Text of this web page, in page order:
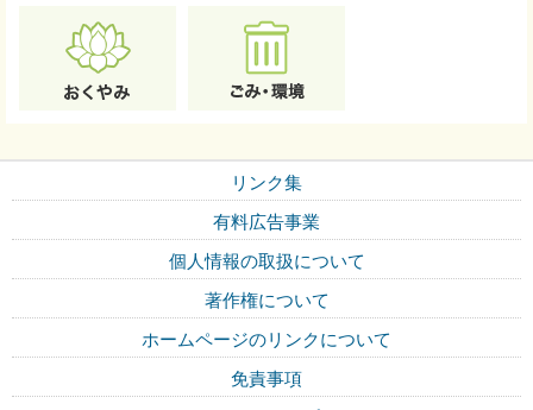
リンク集
有料広告事業
個人情報の取扱について
著作権について
ホームページのリンクについて
免責事項